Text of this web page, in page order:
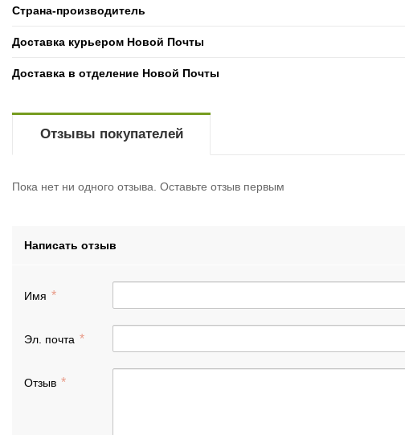
Страна-производитель
Доставка курьером Новой Почты
Доставка в отделение Новой Почты
Отзывы покупателей
Пока нет ни одного отзыва. Оставьте отзыв первым
Написать отзыв
Имя
Эл. почта
Отзыв